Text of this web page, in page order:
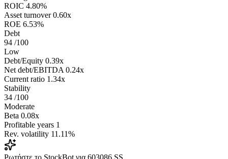
ROIC 4.80%
Asset turnover 0.60x
ROE 6.53%
Debt
94 /100
Low
Debt/Equity 0.39x
Net debt/EBITDA 0.24x
Current ratio 1.34x
Stability
34 /100
Moderate
Beta 0.08x
Profitable years 1
Rev. volatility 11.11%
Ρωτήστε το StockBot για 603086.SS